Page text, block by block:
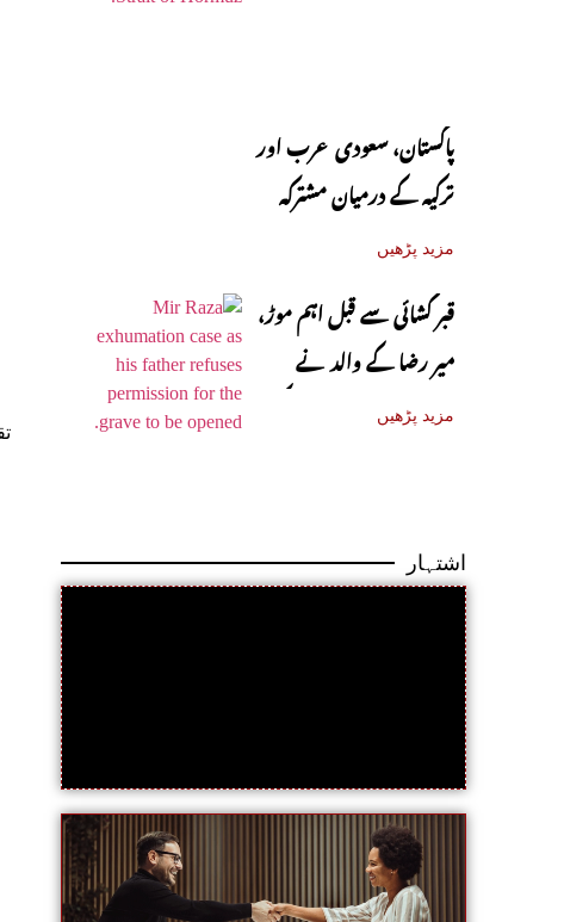
پاکستان، سعودی عرب اور
ترکیہ کے درمیان مشترکہ
دفاعی معاہدہ آج متوقع
مزید پڑھیں
قبر کشائی سے قبل اہم موڑ،
میر رضا کے والد نے
اجازت دینے سے انکار کر دیا
مزید پڑھیں
اشتہار